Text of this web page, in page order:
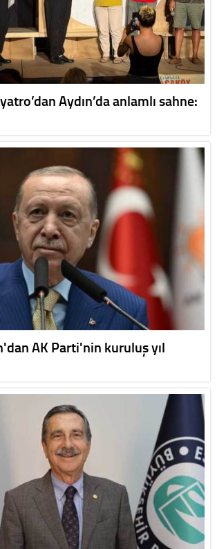
Aydın’da anlamlı sahne:
AK Parti'nin kuruluş yıl